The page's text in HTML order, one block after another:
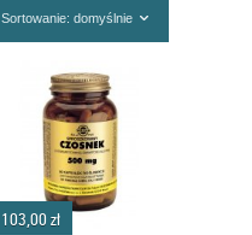
Sortowanie: domyślnie
103,00 zł